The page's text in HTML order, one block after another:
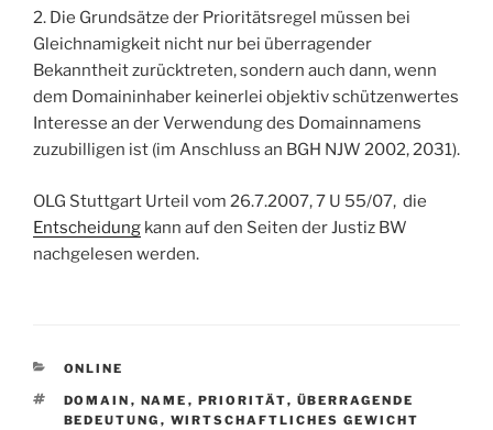
2. Die Grundsätze der Prioritätsregel müssen bei
Gleichnamigkeit nicht nur bei überragender
Bekanntheit zurücktreten, sondern auch dann, wenn
dem Domaininhaber keinerlei objektiv schützenwertes
Interesse an der Verwendung des Domainnamens
zuzubilligen ist (im Anschluss an BGH NJW 2002, 2031).
OLG Stuttgart Urteil vom 26.7.2007, 7 U 55/07, die
Entscheidung kann auf den Seiten der Justiz BW
nachgelesen werden.
KATEGORIEN
ONLINE
SCHLAGWÖRTER
DOMAIN , NAME , PRIORITÄT, ÜBERRAGENDE
BEDEUTUNG , WIRTSCHAFTLICHES GEWICHT